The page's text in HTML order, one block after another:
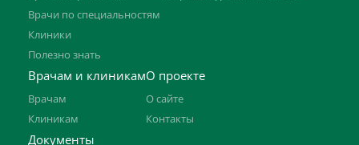
Врачи по специальностям
Клиники
Полезно знать
Врачам и клиникам
Врачам
Клиникам
О проекте
О сайте
Контакты
Документы